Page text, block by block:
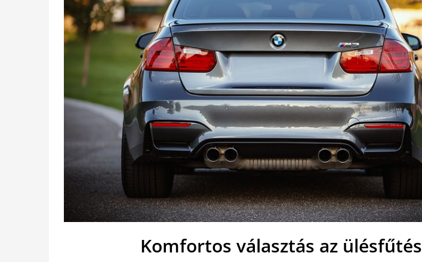
Komfortos választás az ülésfűtés